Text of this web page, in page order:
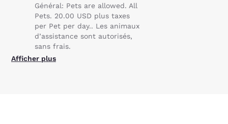
Général: Pets are allowed. All
Pets. 20.00 USD plus taxes
per Pet per day.. Les animaux
d’assistance sont autorisés,
sans frais.
Afficher plus